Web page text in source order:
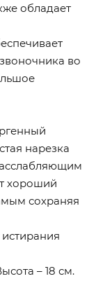
обладает
во
нарезка
хороший
сохраняя
– 18 см.